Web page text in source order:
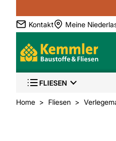
Kontakt
Meine
FLIESEN
Home Fliesen